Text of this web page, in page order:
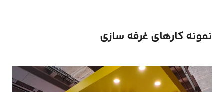
نمونه کارهای غرفه سازی